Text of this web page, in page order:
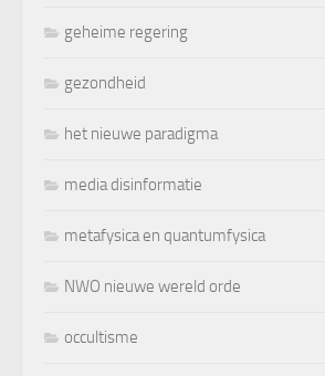
geheime regering
gezondheid
het nieuwe paradigma
media disinformatie
metafysica en quantumfysica
NWO nieuwe wereld orde
occultisme